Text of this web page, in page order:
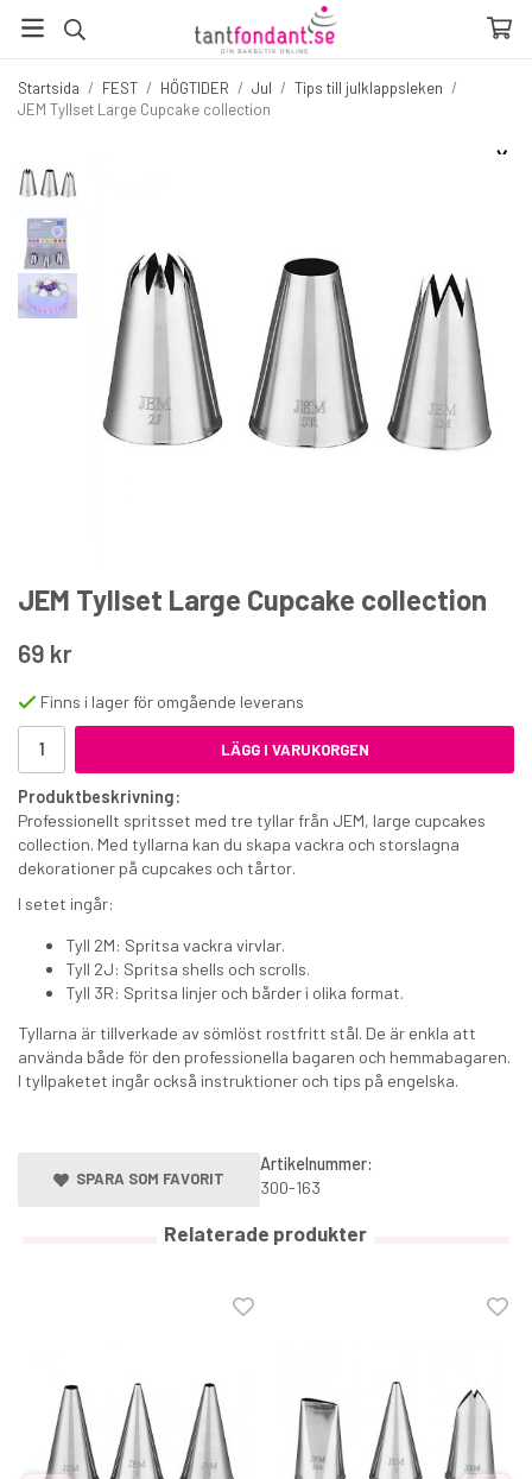
Startsida / FEST / HÖGTIDER / Jul / Tips till julklappsleken /
JEM Tyllset Large Cupcake collection
€5.50
☓
JEM Tyllset Large Cupcake collection
69 kr
Finns i lager för omgående leverans
LÄGG I VARUKORGEN
Produktbeskrivning:
Professionellt spritsset med tre tyllar från JEM, large cupcakes
collection. Med tyllarna kan du skapa vackra och storslagna
dekorationer på cupcakes och tårtor.
I setet ingår:
Tyll 2M: Spritsa vackra virvlar.
Tyll 2J: Spritsa shells och scrolls.
Tyll 3R: Spritsa linjer och bårder i olika format.
Tyllarna är tillverkade av sömlöst rostfritt stål. De är enkla att
använda både för den professionella bagaren och hemmabagaren.
I tyllpaketet ingår också instruktioner och tips på engelska.
SPARA SOM FAVORIT
Artikelnummer:
300-163
Relaterade produkter